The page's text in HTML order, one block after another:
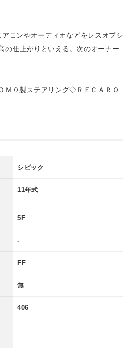
コンやオーディオなどをレスオプシ
の仕上がりといえる。次のオーナー
Ｏ製ステアリング◇ＲＥＣＡＲＯ
シビック
11年式
5F
-
FF
無
406